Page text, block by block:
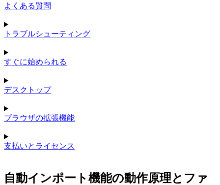
よくある質問
トラブルシューティング
すぐに始められる
デスクトップ
ブラウザの拡張機能
支払いとライセンス
自動インポート機能の動作原理とファ